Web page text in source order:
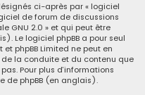
ci-après par « logiciel
de forum de discussions
GNU 2.0 » et qui peut être
Le logiciel phpBB a pour seul
phpBB Limited ne peut en
la conduite et du contenu que
Pour plus d’informations
de phpBB (en anglais).